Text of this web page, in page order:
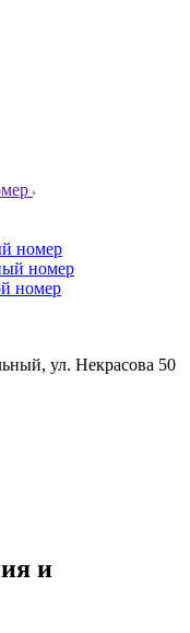
номер
номер
номер
, ул. Некрасова 50
и